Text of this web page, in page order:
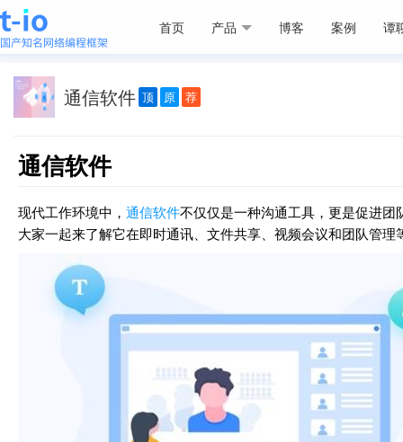
首页 产品 博客 案例 谭
通信软件 顶 原 荐
通信软件
现代工作环境中， 通信软件不仅仅是一种沟通工具，更是促进
大家一起来了解它在即时通讯、文件共享、视频会议和团队管